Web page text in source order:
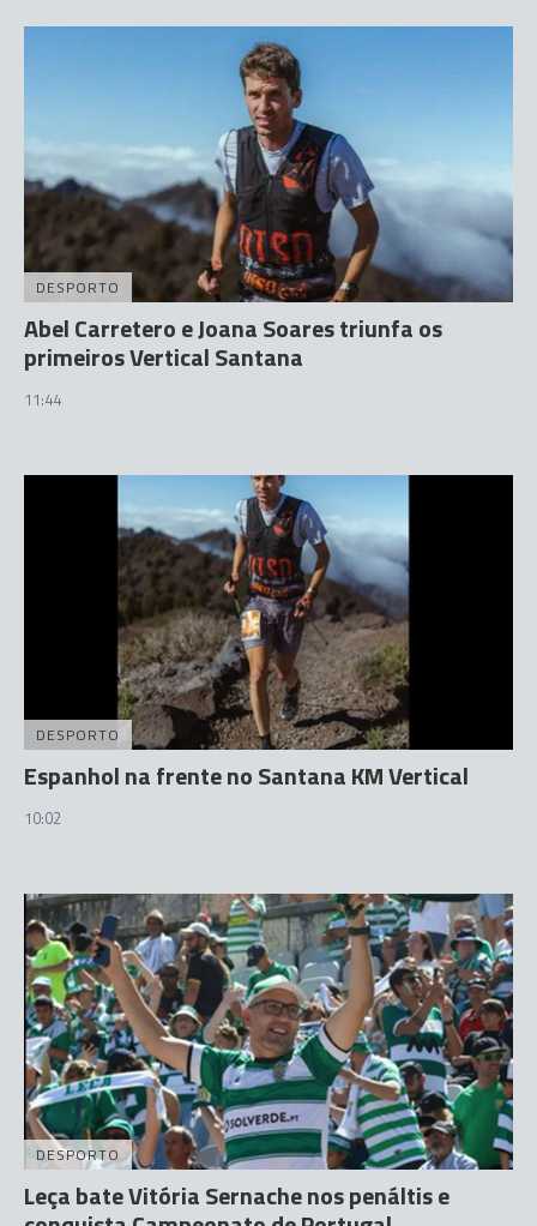
DESPORTO
Abel Carretero e Joana Soares triunfa os
primeiros Vertical Santana
11:44
DESPORTO
Espanhol na frente no Santana KM Vertical
10:02
DESPORTO
Leça bate Vitória Sernache nos penáltis e